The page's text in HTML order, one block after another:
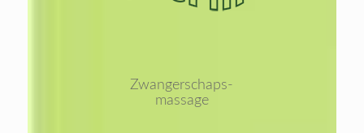
Zwangerschaps-
massage